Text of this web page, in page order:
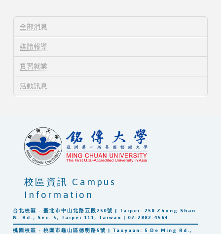
全部消息
媒體報導
實習就業
活動訊息
台北校區 - 臺北市中山北路五段250號 | Taipei: 250 Zhong Shan
N. Rd., Sec. 5, Taipei 111, Taiwan | 02-2882-4564
桃園校區 - 桃園市龜山區德明路5號 | Taoyuan: 5 De Ming Rd.,
校區資訊 Campus
Information